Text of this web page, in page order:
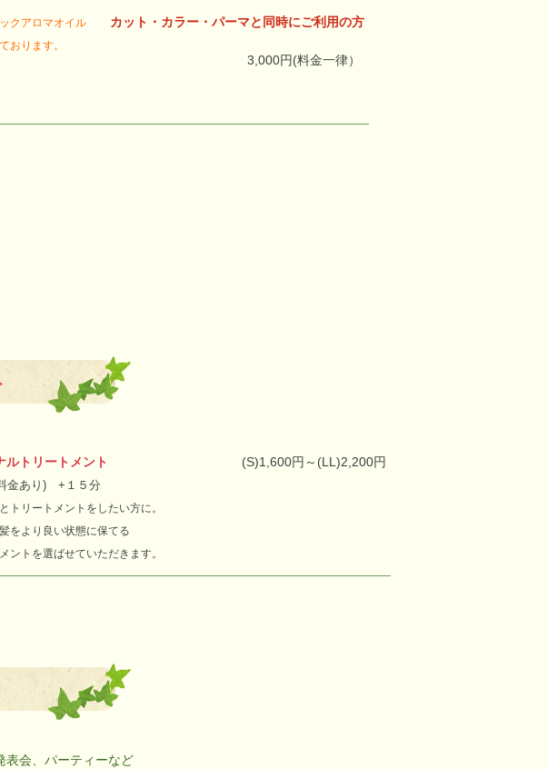
クアロマオイル
おります。
カット・カラー・パーマと同時にご利用の方
3,000円(料金一律）
ルトリートメント
金あり) +１５分
トリートメントをしたい方に。
をより良い状態に保てる
ントを選ばせていただきます。
(S)1,600円～(LL)2,200円
表会、パーティーなど